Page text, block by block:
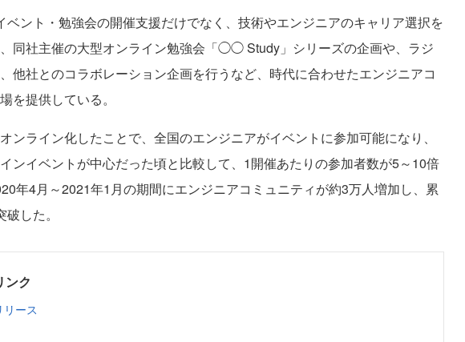
ント・勉強会の開催支援だけでなく、技術やエンジニアのキャリア選択を
同社主催の大型オンライン勉強会「◯◯ Study」シリーズの企画や、ラジ
他社とのコラボレーション企画を行うなど、時代に合わせたエンジニアコ
を提供している。
ンライン化したことで、全国のエンジニアがイベントに参加可能になり、
ンイベントが中心だった頃と比較して、1開催あたりの参加者数が5～10倍
年4月～2021年1月の期間にエンジニアコミュニティが約3万人増加し、累
した。
ンク
リース